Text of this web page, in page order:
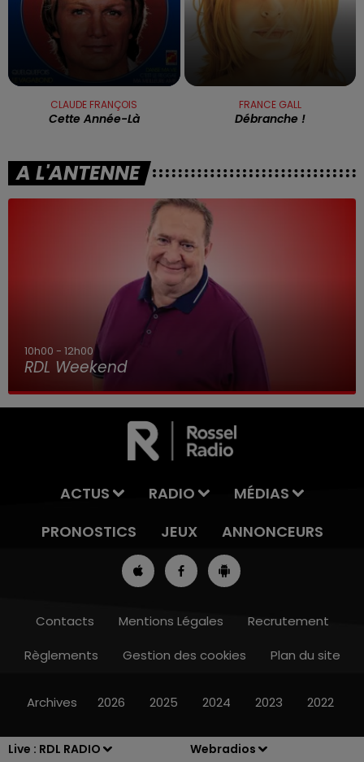
Live : RDL RADIO Webradios
7h00 - 10h00
CLAUDE FRANÇOIS
Cette Année-Là
FRANCE GALL
Débranche !
A L'ANTENNE
7h00 - 10h00
RDL Week-end
ACTUS RADIO
MÉDIAS
PRONOSTICS
JEUX ANNONCEURS
Contacts Mentions Légales
Recrutement
Règlements
Gestion des cookies Plan du site
Archives 2026 2025 2024 2023 2022